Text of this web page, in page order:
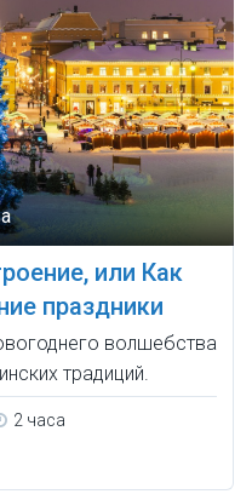
или Как
праздники
волшебства
традиций.
2 часа